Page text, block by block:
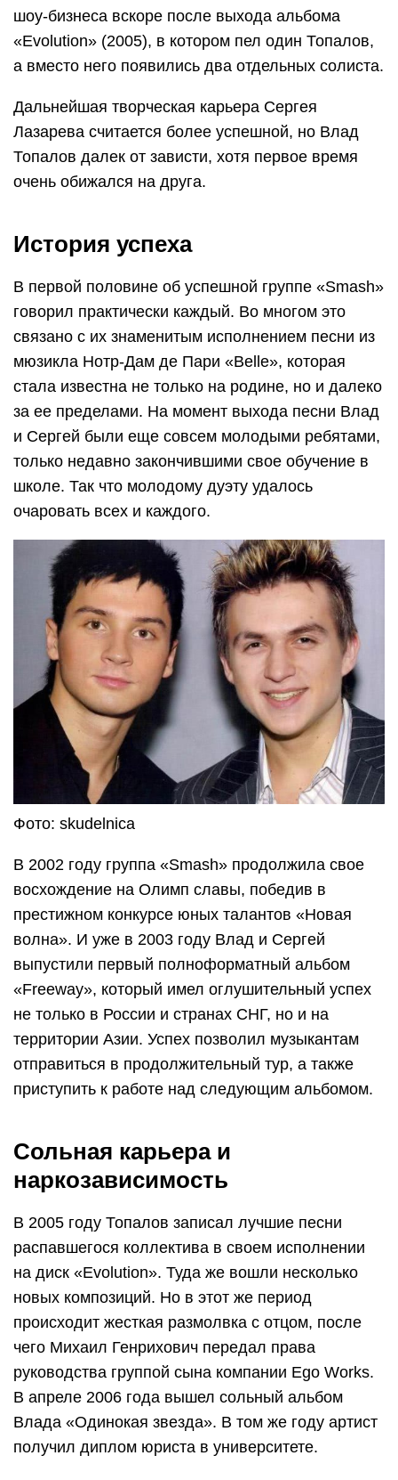
шоу-бизнеса вскоре после выхода альбома
«Evolution» (2005), в котором пел один Топалов,
а вместо него появились два отдельных солиста.
Дальнейшая творческая карьера Сергея
Лазарева считается более успешной, но Влад
Топалов далек от зависти, хотя первое время
очень обижался на друга.
История успеха
В первой половине об успешной группе «Smash»
говорил практически каждый. Во многом это
связано с их знаменитым исполнением песни из
мюзикла Нотр-Дам де Пари «Belle», которая
стала известна не только на родине, но и далеко
за ее пределами. На момент выхода песни Влад
и Сергей были еще совсем молодыми ребятами,
только недавно закончившими свое обучение в
школе. Так что молодому дуэту удалось
очаровать всех и каждого.
Фото: skudelnica
В 2002 году группа «Smash» продолжила свое
восхождение на Олимп славы, победив в
престижном конкурсе юных талантов «Новая
волна». И уже в 2003 году Влад и Сергей
выпустили первый полноформатный альбом
«Freeway», который имел оглушительный успех
не только в России и странах СНГ, но и на
территории Азии. Успех позволил музыкантам
отправиться в продолжительный тур, а также
приступить к работе над следующим альбомом.
Сольная карьера и
наркозависимость
В 2005 году Топалов записал лучшие песни
распавшегося коллектива в своем исполнении
на диск «Evolution». Туда же вошли несколько
новых композиций. Но в этот же период
происходит жесткая размолвка с отцом, после
чего Михаил Генрихович передал права
руководства группой сына компании Ego Works.
В апреле 2006 года вышел сольный альбом
Влада «Одинокая звезда». В том же году артист
получил диплом юриста в университете.